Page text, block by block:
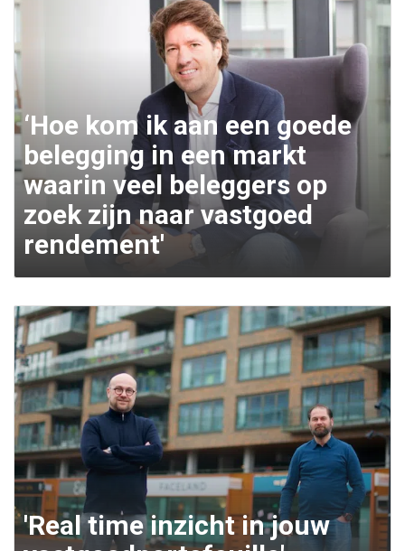
‘Hoe kom ik aan een goede
belegging in een markt
waarin veel beleggers op
zoek zijn naar vastgoed
rendement'
'Real time inzicht in jouw